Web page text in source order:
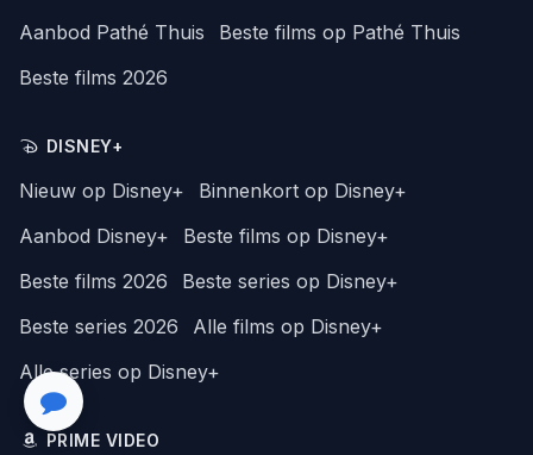
Aanbod Pathé Thuis
Beste films op Pathé Thuis
Beste films 2026
DISNEY+
Nieuw op Disney+
Binnenkort op Disney+
Aanbod Disney+
Beste films op Disney+
Beste films 2026
Beste series op Disney+
Beste series 2026
Alle films op Disney+
Alle series op Disney+
PRIME VIDEO